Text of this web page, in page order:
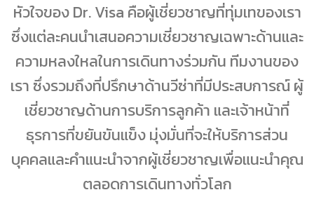
หัวใจของ Dr. Visa คือผู้เชี่ยวชาญที่ทุ่มเทของเรา
ซึ่งแต่ละคนนำเสนอความเชี่ยวชาญเฉพาะด้านและ
ความหลงใหลในการเดินทางร่วมกัน ทีมงานของ
เรา ซึ่งรวมถึงที่ปรึกษาด้านวีซ่าที่มีประสบการณ์ ผู้
เชี่ยวชาญด้านการบริการลูกค้า และเจ้าหน้าที่
ธุรการที่ขยันขันแข็ง มุ่งมั่นที่จะให้บริการส่วน
บุคคลและคำแนะนำจากผู้เชี่ยวชาญเพื่อแนะนำคุณ
ตลอดการเดินทางทั่วโลก